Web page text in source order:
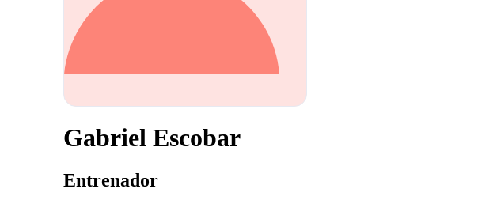
Gabriel Escobar
Entrenador